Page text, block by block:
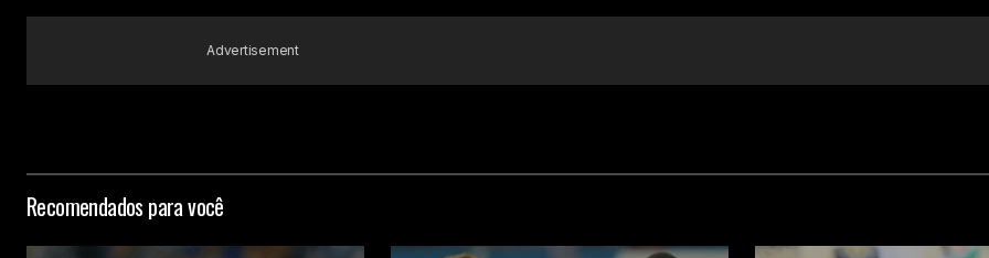
Submit Comment
Advertisement
Recomendados para você